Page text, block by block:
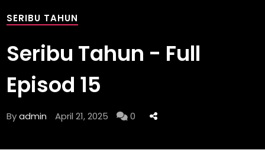
SERIBU TAHUN
Seribu Tahun - Full
Episod 15
Byadmin April 21, 2025 0